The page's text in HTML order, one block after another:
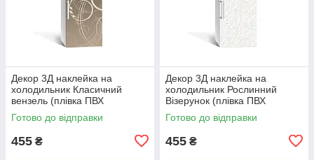
Декор 3Д наклейка на
холодильник Класичний
вензель (плівка ПВХ
фотодрук) 600х1800 мм
Абстракція Сірий
Готово до відправки
455 ₴
Декор 3Д наклейка на
холодильник Рослинний
Візерунок (плівка ПВХ
фотодрук) 600х1800 мм
Абстракція Сірий
Готово до відправки
455 ₴